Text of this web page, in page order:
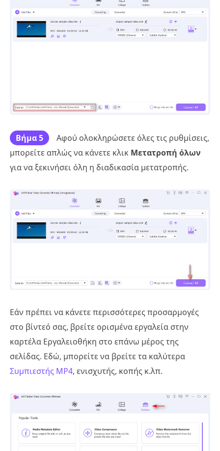
Βήμα 5
Αφού ολοκληρώσετε όλες τις ρυθμίσεις,
μπορείτε απλώς να κάνετε κλικ Μετατροπή όλων
για να ξεκινήσει όλη η διαδικασία μετατροπής.
Εάν πρέπει να κάνετε περισσότερες προσαρμογές
στο βίντεό σας, βρείτε ορισμένα εργαλεία στην
καρτέλα Εργαλειοθήκη στο επάνω μέρος της
σελίδας. Εδώ, μπορείτε να βρείτε τα καλύτερα
Συμπιεστής MP4, ενισχυτής, κοπής κ.λπ.